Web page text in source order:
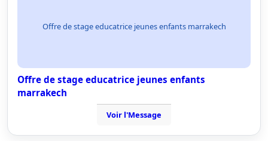
Offre de stage educatrice jeunes enfants marrakech
Offre de stage educatrice jeunes enfants
marrakech
Voir l'Message